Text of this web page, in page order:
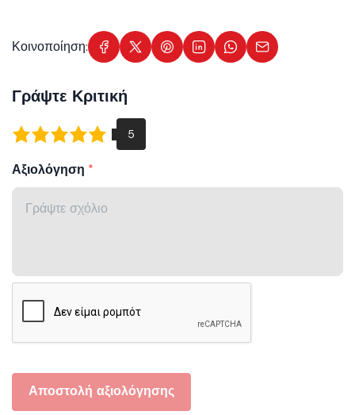
Κοινοποίηση:
Γράψτε Κριτική
Αξιολόγηση
Αποστολή αξιολόγησης